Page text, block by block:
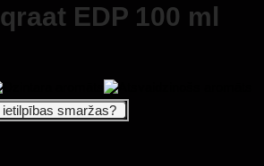
EDP 100 ml
smaržas?